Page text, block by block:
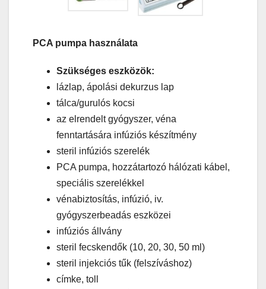
PCA pumpa használata
Szükséges eszközök:
lázlap, ápolási dekurzus lap
tálca/gurulós kocsi
az elrendelt gyógyszer, véna
fenntartására infúziós készítmény
steril infúziós szerelék
PCA pumpa, hozzátartozó hálózati kábel,
speciális szerelékkel
vénabiztosítás, infúzió, iv.
gyógyszerbeadás eszközei
infúziós állvány
steril fecskendők (10, 20, 30, 50 ml)
steril injekciós tűk (felszíváshoz)
címke, toll